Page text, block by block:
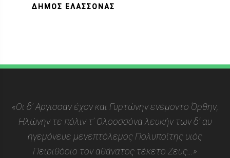
ΔΗΜΟΣ ΕΛΑΣΣΟΝΑΣ
«Οι δ’ Αργισσαν έχον και Γυρτώνην ενέμοντο Όρθην,
Ηλώνην τε πόλιν τ’ Ολοοσσόνα λευκήν των δ’ αυ
ηγεμόνευε μενεπτόλεμος Πολυποίτης υιός
Πειριθόοιο τον αθάνατος τέκετο Ζευς…»